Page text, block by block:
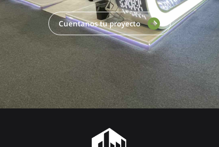
Cuentanos tu proyecto